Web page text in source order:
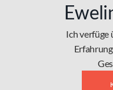
Ich verfüge